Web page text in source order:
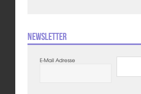
Newsletter
E-Mail Adresse